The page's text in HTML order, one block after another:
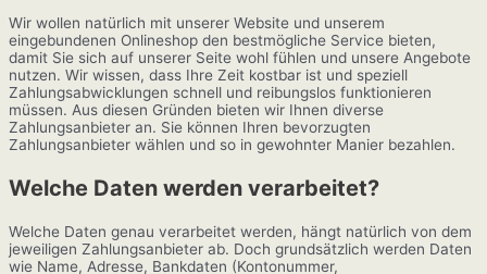
Wir wollen natürlich mit unserer Website und unserem
eingebundenen Onlineshop den bestmögliche Service bieten,
damit Sie sich auf unserer Seite wohl fühlen und unsere Angebote
nutzen. Wir wissen, dass Ihre Zeit kostbar ist und speziell
Zahlungsabwicklungen schnell und reibungslos funktionieren
müssen. Aus diesen Gründen bieten wir Ihnen diverse
Zahlungsanbieter an. Sie können Ihren bevorzugten
Zahlungsanbieter wählen und so in gewohnter Manier bezahlen.
Welche Daten werden verarbeitet?
Welche Daten genau verarbeitet werden, hängt natürlich von dem
jeweiligen Zahlungsanbieter ab. Doch grundsätzlich werden Daten
wie Name, Adresse, Bankdaten (Kontonummer,